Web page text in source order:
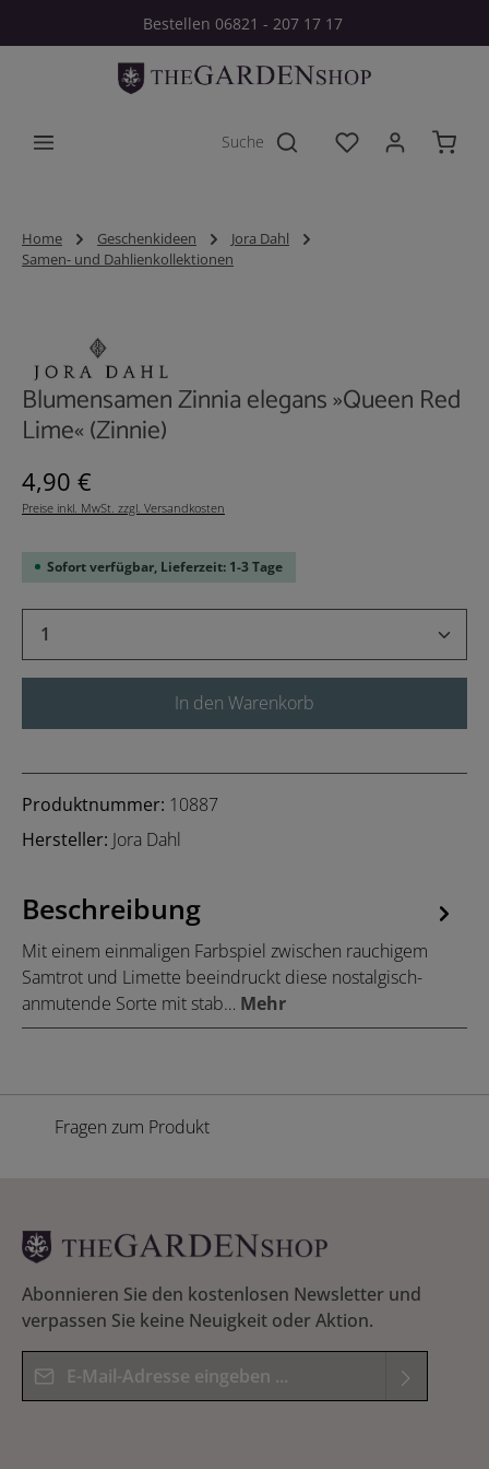
Zum Hauptinhalt springenBestellen 06821 - 207 17 17
Du hast 0
Home Geschenkideen
Jora Dahl
Samen- und Dahlienkollektionen
Blumensamen Zinnia elegans »Queen Red
Lime« (Zinnie)
Regulärer Preis:
4,90 €
Preise inkl. MwSt. zzgl. Versandkosten
Sofort verfügbar, Lieferzeit: 1-3 Tage
Produkt Anzahl: Gib den gewünschten
In den Warenkorb
Produktnummer: 10887
Hersteller: Jora Dahl
Beschreibung
Mit einem einmaligen Farbspiel zwischen rauchigem
Samtrot und Limette beeindruckt diese nostalgisch-
anmutende Sorte mit stab… Mehr
Fragen zum Produkt
Abonnieren Sie den kostenlosen Newsletter und
verpassen Sie keine Neuigkeit oder Aktion.
E-Mail-Adresse*